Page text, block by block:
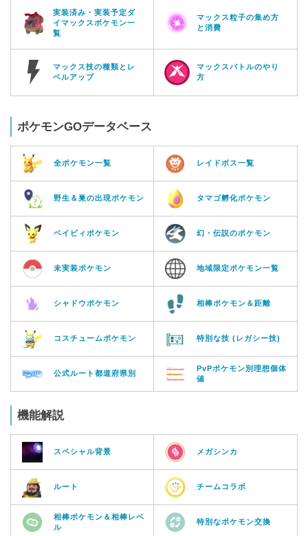
実装済み・実装予定ダ
イマックスポケモン一
覧
マックス粒子の集め方
と消費
マックス技の種類とレ
ベルアップ
マックスバトルのやり
方
ポケモンGOデータベース
全ポケモン一覧 レイドボス一覧
野生＆巣の出現ポケモン タマゴ孵化ポケモン
ベイビィポケモン 幻・伝説のポケモン
未実装ポケモン 地域限定ポケモン一覧
シャドウポケモン 相棒ポケモン＆距離
コスチュームポケモン 特別な技 (レガシー技)
公式ルート都道府県別
PvPポケモン別理想個体
値
機能解説
スペシャル背景 メガシンカ
ルート チームコラボ
相棒ポケモン＆相棒レベ
ル
特別なポケモン交換